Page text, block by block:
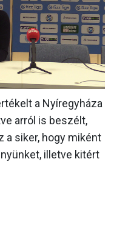
a Nyíregyháza
arról is beszélt,
a siker, hogy miként
illetve kitért